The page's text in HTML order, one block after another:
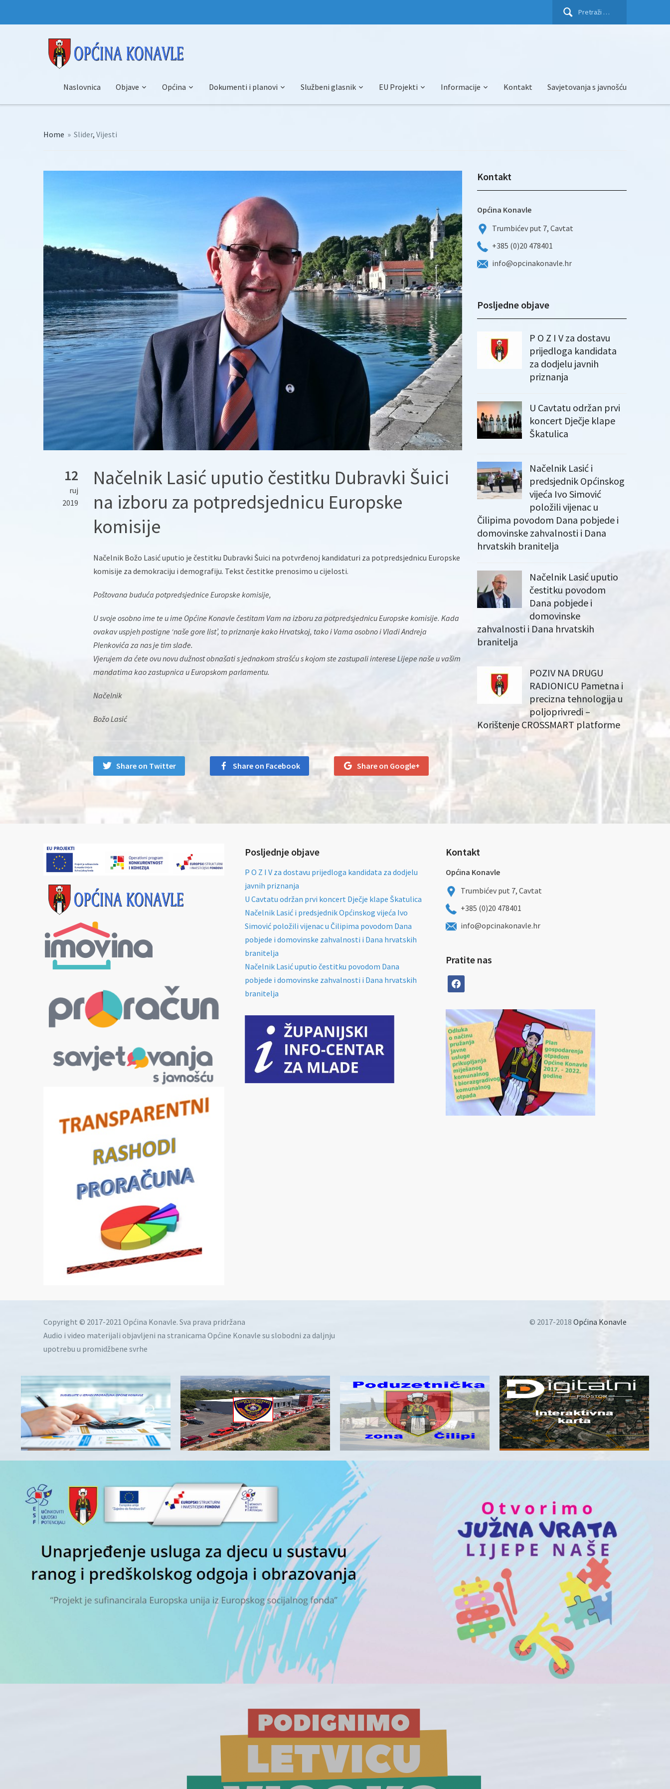
Pretraži:
Naslovnica Objave Općina Dokumenti i planovi Službeni glasnik EU Projekti Informacije Kontakt Savjetovanja s javnošću
Home » Slider, Vijesti
12
ruj
2019
Načelnik Lasić uputio čestitku Dubravki Šuici
na izboru za potpredsjednicu Europske
komisije
Načelnik Božo Lasić uputio je čestitku Dubravki Šuici na potvrđenoj kandidaturi za potpredsjednicu Europske
komisije za demokraciju i demografiju. Tekst čestitke prenosimo u cijelosti.
Poštovana buduća potpredsjednice Europske komisije,
U svoje osobno ime te u ime Općine Konavle čestitam Vam na izboru za potpredsjednicu Europske komisije. Kada
ovakav uspjeh postigne ‘naše gore list’, to priznanje kako Hrvatskoj, tako i Vama osobno i Vladi Andreja
Plenkovića za nas je tim slađe.
Vjerujem da ćete ovu novu dužnost obnašati s jednakom strašću s kojom ste zastupali interese Lijepe naše u vašim
mandatima kao zastupnica u Europskom parlamentu.
Načelnik
Božo Lasić
Share on Twitter Share on Facebook Share on Google+
Kontakt
Općina Konavle
Trumbićev put 7, Cavtat
+385 (0)20 478401
info@opcinakonavle.hr
Posljedne objave
P O Z I V za dostavu
prijedloga kandidata
za dodjelu javnih
priznanja
U Cavtatu održan prvi
koncert Dječje klape
Škatulica
Načelnik Lasić i
predsjednik Općinskog
vijeća Ivo Simović
položili vijenac u
Čilipima povodom Dana pobjede i
domovinske zahvalnosti i Dana
hrvatskih branitelja
Načelnik Lasić uputio
čestitku povodom
Dana pobjede i
domovinske
zahvalnosti i Dana hrvatskih
branitelja
POZIV NA DRUGU
RADIONICU Pametna i
precizna tehnologija u
poljoprivredi –
Korištenje CROSSMART platforme
Posljednje objave
P O Z I V za dostavu prijedloga kandidata za dodjelu
javnih priznanja
U Cavtatu održan prvi koncert Dječje klape Škatulica
Načelnik Lasić i predsjednik Općinskog vijeća Ivo
Simović položili vijenac u Čilipima povodom Dana
pobjede i domovinske zahvalnosti i Dana hrvatskih
branitelja
Načelnik Lasić uputio čestitku povodom Dana
pobjede i domovinske zahvalnosti i Dana hrvatskih
branitelja
Kontakt
Općina Konavle
Trumbićev put 7, Cavtat
+385 (0)20 478401
info@opcinakonavle.hr
Pratite nas
facebook
Copyright © 2017-2021 Općina Konavle. Sva prava pridržana
Audio i video materijali objavljeni na stranicama Općine Konavle su slobodni za daljnju
upotrebu u promidžbene svrhe
© 2017-2018 Općina Konavle